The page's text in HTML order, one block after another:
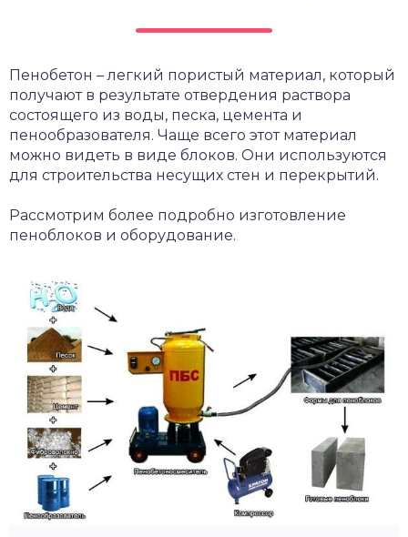
Пенобетон – легкий пористый материал, который
получают в результате отвердения раствора
состоящего из воды, песка, цемента и
пенообразователя. Чаще всего этот материал
можно видеть в виде блоков. Они используются
для строительства несущих стен и перекрытий.
Рассмотрим более подробно изготовление
пеноблоков и оборудование.